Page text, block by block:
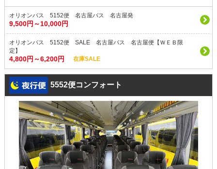
オリオンバス 5152便 名古屋バス 名古屋発
9,500円～10,000円
オリオンバス 5152便 SALE 名古屋バス 名古屋便【ＷＥＢ限
定】
4,800円～6,200円 在庫SALE
5552便コンフォート